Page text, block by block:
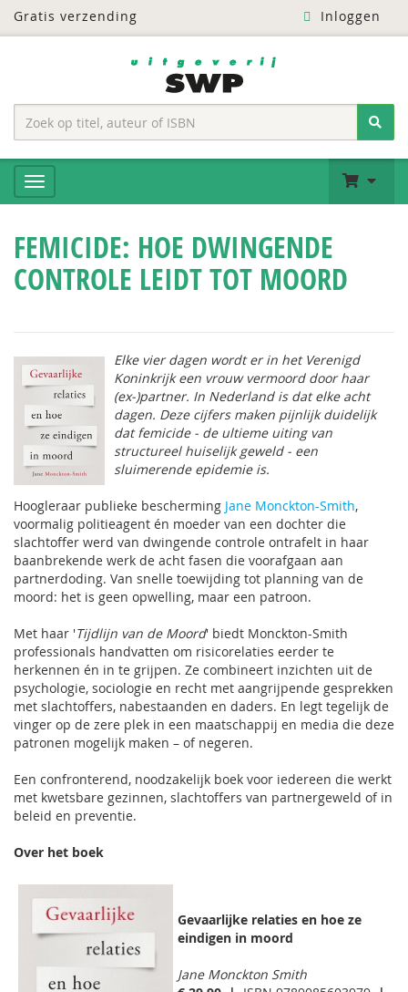
Gratis verzending Inloggen
FEMICIDE: HOE DWINGENDE
CONTROLE LEIDT TOT MOORD
Elke vier dagen wordt er in het Verenigd
Koninkrijk een vrouw vermoord door haar
(ex-)partner. In Nederland is dat elke acht
dagen. Deze cijfers maken pijnlijk duidelijk
dat femicide - de ultieme uiting van
structureel huiselijk geweld - een
sluimerende epidemie is.
Hoogleraar publieke bescherming Jane Monckton-Smith,
voormalig politieagent én moeder van een dochter die
slachtoffer werd van dwingende controle ontrafelt in haar
baanbrekende werk de acht fasen die voorafgaan aan
partnerdoding. Van snelle toewijding tot planning van de
moord: het is geen opwelling, maar een patroon.
Met haar 'Tijdlijn van de Moord' biedt Monckton-Smith
professionals handvatten om risicorelaties eerder te
herkennen én in te grijpen. Ze combineert inzichten uit de
psychologie, sociologie en recht met aangrijpende gesprekken
met slachtoffers, nabestaanden en daders. En legt tegelijk de
vinger op de zere plek in een maatschappij en media die deze
patronen mogelijk maken – of negeren.
Een confronterend, noodzakelijk boek voor iedereen die werkt
met kwetsbare gezinnen, slachtoffers van partnergeweld of in
beleid en preventie.
Over het boek
Gevaarlijke relaties en hoe ze
eindigen in moord
Jane Monckton Smith